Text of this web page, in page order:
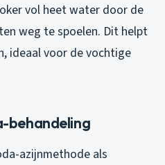
vol heet water door de
weg te spoelen. Dit helpt
ideaal voor de vochtige
behandeling
azijnmethode als